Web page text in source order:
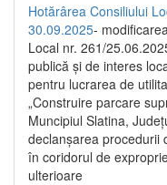
Hotărârea Consiliului
30.09.2025-
Local nr. 261/
publică şi de interes
pentru lucrarea de
„Construire parcare
Muncipiul Slatina,
declanşarea procedurii
în coridorul de
ulterioare